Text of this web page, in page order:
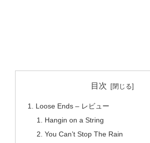
目次
Loose Ends – レビュー
Hangin on a String
You Can’t Stop The Rain